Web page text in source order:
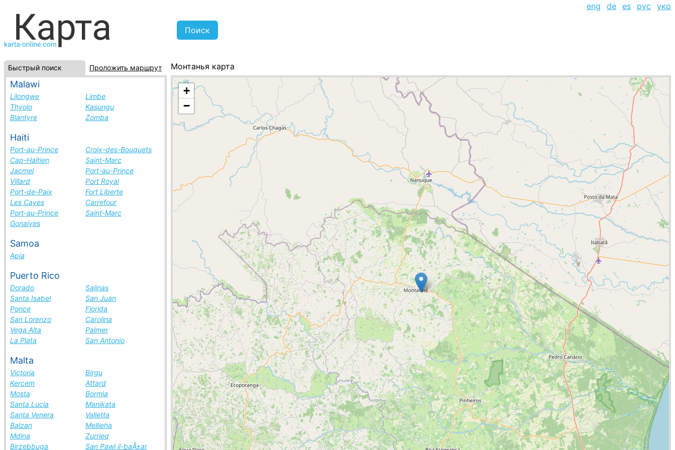
eng de es рус укр
Быстрый поиск Проложить маршрут
Malawi
Lilongwe
Limbe
Thyolo
Kasungu
Blantyre
Zomba
Haiti
Port-au-Prince
Croix-des-Bouquets
Cap-Haitien
Saint-Marc
Jacmel
Port-au-Prince
Villard
Port Royal
Port-de-Paix
Fort Liberte
Les Cayes
Carrefour
Port-au-Prince
Saint-Marc
Gonaives
Samoa
Apia
Puerto Rico
Dorado
Salinas
Santa Isabel
San Juan
Ponce
Florida
San Lorenzo
Carolina
Vega Alta
Palmer
La Plata
San Antonio
Malta
Victoria
Birgu
Kercem
Attard
Mosta
Bormla
Santa Lucia
Manikata
Santa Venera
Valletta
Balzan
Mellieha
Mdina
Zurrieq
Birzebbuga
San Pawl il-baÃ±ar
Монтанья карта
Бразилия, список городов
+
−